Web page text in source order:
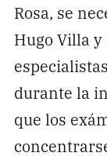
Rosa, se
Hugo Villa
durante la
que los